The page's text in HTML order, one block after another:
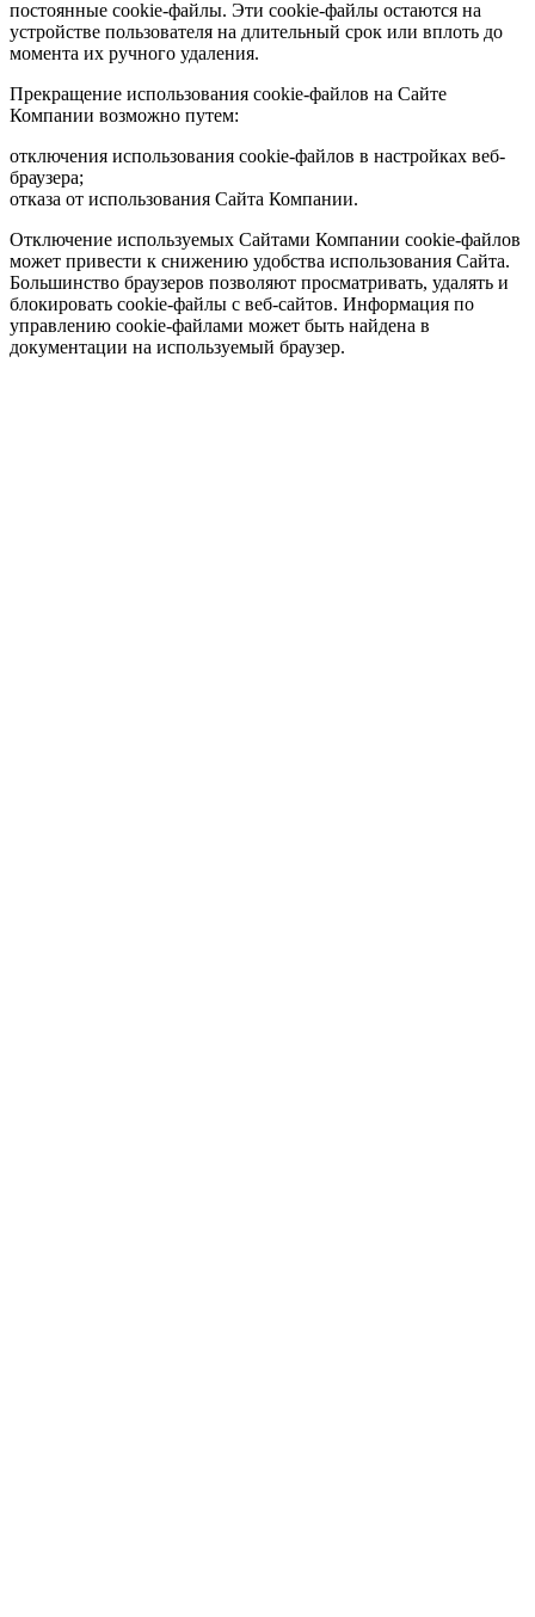
постоянные cookie-файлы. Эти cookie-файлы остаются на
устройстве пользователя на длительный срок или вплоть до
момента их ручного удаления.
Прекращение использования cookie-файлов на Сайте
Компании возможно путем:
отключения использования cookie-файлов в настройках веб-
браузера;
отказа от использования Сайта Компании.
Отключение используемых Сайтами Компании cookie-файлов
может привести к снижению удобства использования Сайта.
Большинство браузеров позволяют просматривать, удалять и
блокировать cookie-файлы c веб-сайтов. Информация по
управлению cookie-файлами может быть найдена в
документации на используемый браузер.